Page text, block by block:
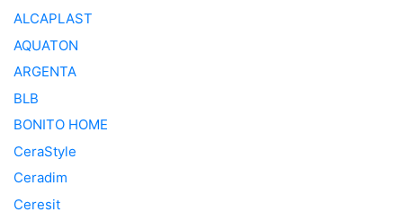
ALCAPLAST
AQUATON
ARGENTA
BLB
BONITO HOME
CeraStyle
Ceradim
Ceresit